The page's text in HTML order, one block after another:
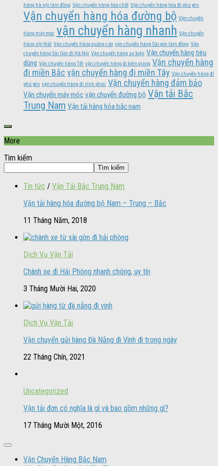
hàng hà nội lâm đồng Vận chuyển hàng hóa chất Vận chuyển hàng hóa đi phú yên
Vận chuyển hàng hóa đường bộ Vận chuyển
hàng máy móc vận chuyển hàng nhanh Vận chuyển
hàng nội thất Vận chuyển hàng quảng cáo vận chuyển hàng Sài gòn lâm đồng Vận
chuyển hàng Sài Gòn đi Hà Nội Vận chuyển hàng sự kiện Vận chuyển hàng tiêu
dùng Vận chuyển hàng Tết vận chuyển hàng đi kiên giang Vận chuyển hàng
đi miền Bắc vận chuyển hàng đi miền Tây Vận chuyển hàng đi
phú yên vận chuyển hàng đi vĩnh phúc Vận chuyển hàng đảm bảo
Vận chuyển máy móc vận chuyển đường bộ Vận tải Bắc
Trung Nam Vận tải hàng hóa bắc nam
More
Tìm kiếm
Tìm kiếm
Tin tức / Vận Tải Bắc Trung Nam
Vận tải hàng hóa đường bộ Nam – Trung – Bắc
11 Tháng Năm, 2018
Dịch Vụ Vận Tải
Chành xe đi Hải Phòng nhanh chóng, uy tín
3 Tháng Mười Hai, 2020
Dịch Vụ Vận Tải
Vận chuyển gửi hàng Đà Nẵng đi Vinh đi trong ngày
22 Tháng Chín, 2021
Uncategorized
Vận tải đơn có nghĩa là gì và bao gồm những gì?
17 Tháng Mười Một, 2016
Vận Chuyển Hàng Bắc Nam